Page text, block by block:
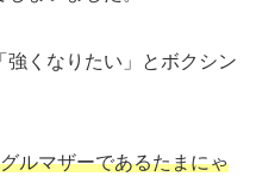
強くなりたい」とボクシン
ルマザーであるたまにゃ